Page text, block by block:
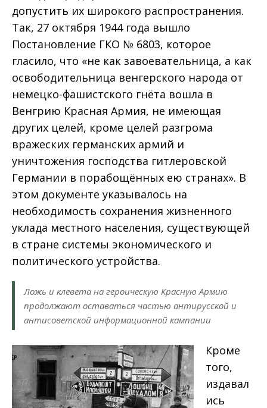
допустить их широкого распространения.
Так, 27 октября 1944 года вышло
Постановление ГКО № 6803, которое
гласило, что «не как завоевательница, а как
освободительница венгерского народа от
немецко-фашистского гнёта вошла в
Венгрию Красная Армия, не имеющая
других целей, кроме целей разгрома
вражеских германских армий и
уничтожения господства гитлеровской
Германии в порабощённых ею странах». В
этом документе указывалось на
необходимость сохранения жизненного
уклада местного населения, существующей
в стране системы экономического и
политического устройства.
Ложь и клевета на героическую Красную Армию
продолжают оставаться частью антирусской и
антисоветской информационной кампании
Кроме
того,
издавал
ись